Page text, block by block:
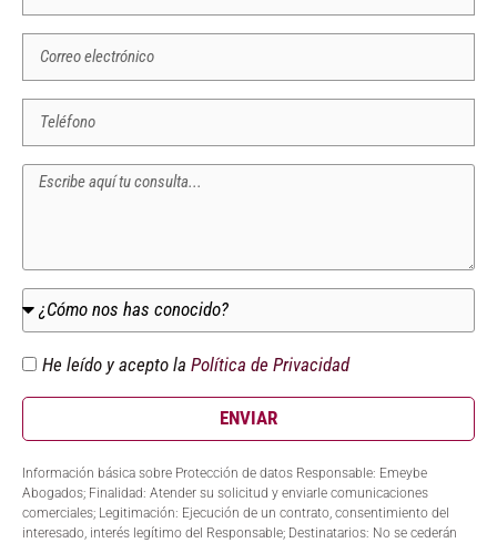
He leído y acepto la Política de Privacidad
ENVIAR
Información básica sobre Protección de datos Responsable: Emeybe
Abogados; Finalidad: Atender su solicitud y enviarle comunicaciones
comerciales; Legitimación: Ejecución de un contrato, consentimiento del
interesado, interés legítimo del Responsable; Destinatarios: No se cederán